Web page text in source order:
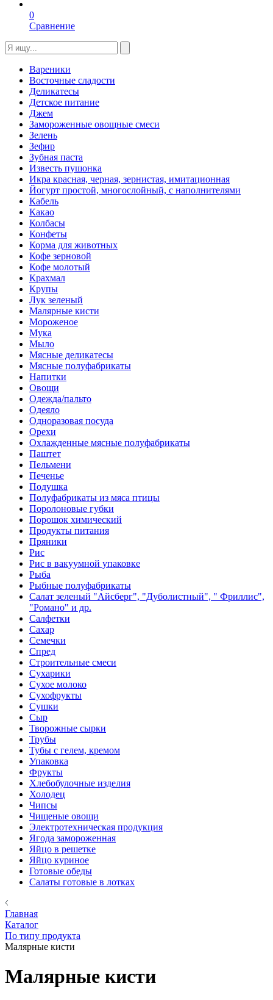
0
Сравнение
Вареники
Восточные сладости
Деликатесы
Детское питание
Джем
Замороженные овощные смеси
Зелень
Зефир
Зубная паста
Известь пушонка
Икра красная, черная, зернистая, имитационная
Йогурт простой, многослойный, с наполнителями
Кабель
Какао
Колбасы
Конфеты
Корма для животных
Кофе зерновой
Кофе молотый
Крахмал
Крупы
Лук зеленый
Малярные кисти
Мороженое
Мука
Мыло
Мясные деликатесы
Мясные полуфабрикаты
Напитки
Овощи
Одежда/пальто
Одеяло
Одноразовая посуда
Орехи
Охлажденные мясные полуфабрикаты
Паштет
Пельмени
Печенье
Подушка
Полуфабрикаты из мяса птицы
Поролоновые губки
Порошок химический
Продукты питания
Пряники
Рис
Рис в вакуумной упаковке
Рыба
Рыбные полуфабрикаты
Салат зеленый "Айсберг", "Дуболистный", " Фриллис",
"Романо" и др.
Салфетки
Сахар
Семечки
Спред
Строительные смеси
Сухарики
Сухое молоко
Сухофрукты
Сушки
Сыр
Творожные сырки
Трубы
Тубы с гелем, кремом
Упаковка
Фрукты
Хлебобулочные изделия
Холодец
Чипсы
Чищеные овощи
Электротехническая продукция
Ягода замороженная
Яйцо в решетке
Яйцо куриное
Готовые обеды
Салаты готовые в лотках
Главная
Каталог
По типу продукта
Малярные кисти
Малярные кисти